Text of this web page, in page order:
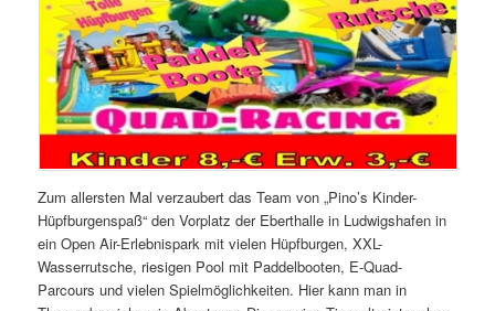
Zum allersten Mal verzaubert das Team von „Pino’s Kinder-
Hüpfburgenspaß“ den Vorplatz der Eberthalle in Ludwigshafen in
ein Open Air-Erlebnispark mit vielen Hüpfburgen, XXL-
Wasserrutsche, riesigen Pool mit Paddelbooten, E-Quad-
Parcours und vielen Spielmöglichkeiten. Hier kann man in